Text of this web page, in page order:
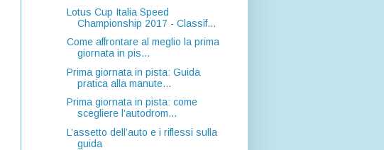
Lotus Cup Italia Speed
Championship 2017 - Classif...
Come affrontare al meglio la prima
giornata in pis...
Prima giornata in pista: Guida
pratica alla manute...
Prima giornata in pista: come
scegliere l’autodrom...
L’assetto dell’auto e i riflessi sulla
guida